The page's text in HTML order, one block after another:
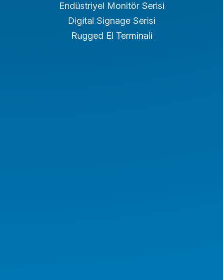
Endüstriyel Monitör Serisi
Digital Signage Serisi
Rugged El Terminali